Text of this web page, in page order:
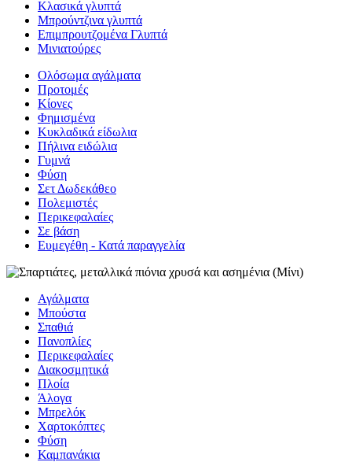
Κλασικά γλυπτά
Μπρούντζινα γλυπτά
Επιμπρουτζομένα Γλυπτά
Μινιατούρες
Ολόσωμα αγάλματα
Προτομές
Κίονες
Φημισμένα
Κυκλαδικά είδωλια
Πήλινα ειδώλια
Γυμνά
Φύση
Σετ Δωδεκάθεο
Πολεμιστές
Περικεφαλαίες
Σε βάση
Eυμεγέθη - Κατά παραγγελία
Αγάλματα
Μπούστα
Σπαθιά
Πανοπλίες
Περικεφαλαίες
Διακοσμητικά
Πλοία
Άλογα
Μπρελόκ
Χαρτοκόπτες
Φύση
Καμπανάκια